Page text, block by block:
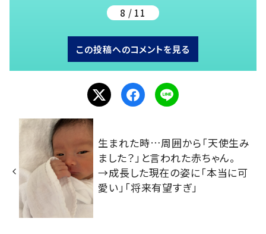
8 / 11
この投稿へのコメントを見る
生まれた時…周囲から「天使生み
ました？」と言われた赤ちゃん。
→成長した現在の姿に「本当に可
愛い」「将来有望すぎ」